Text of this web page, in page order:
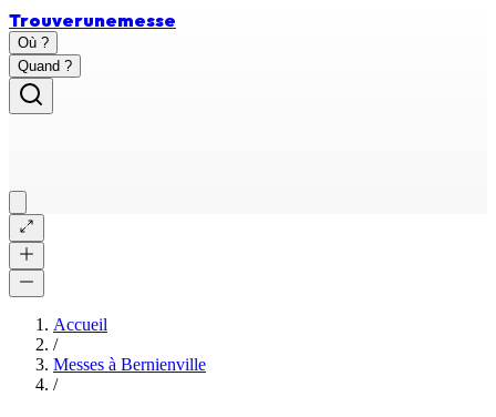
Trouverunemesse
Où ?
Quand ?
Accueil
/
Messes à Bernienville
/